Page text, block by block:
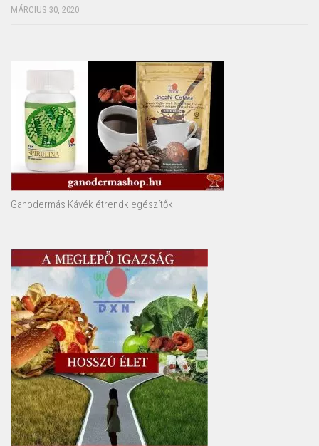
MÁRCIUS 30, 2020
Ganodermás Kávék étrendkiegészítők